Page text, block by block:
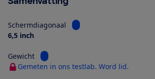
Schermdiagonaal
Bekijk informatie voor
6,5 inch
Gewicht
Bekijk informatie voor Gewicht
Gemeten in ons testlab. Word lid.